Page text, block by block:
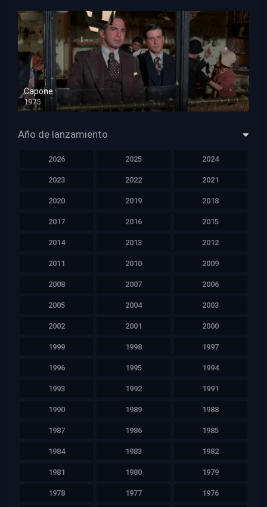
Capone
1975
HD 1080p
Año de lanzamiento
2026 2025 2024
2023 2022 2021
2020 2019 2018
2017 2016 2015
2014 2013 2012
2011 2010 2009
2008 2007 2006
2005 2004 2003
2002 2001 2000
1999 1998 1997
1996 1995 1994
1993 1992 1991
1990 1989 1988
1987 1986 1985
1984 1983 1982
1981 1980 1979
1978 1977 1976